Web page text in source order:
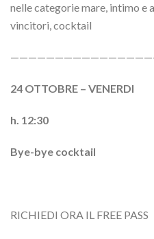
nelle categorie mare, intimo e
vincitori, cocktail
24 OTTOBRE – VENERDI
h. 12:30
Bye-bye cocktail
RICHIEDI ORA IL FREE PASS